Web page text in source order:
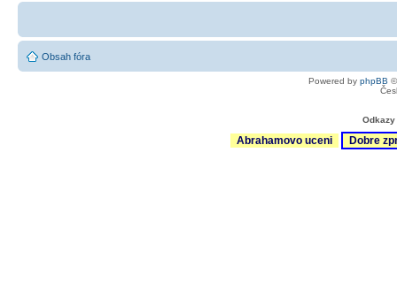
Obsah fóra
Powered by phpBB
Abrahamovo uceni Dobre